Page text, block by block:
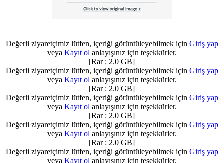
Değerli ziyaretçimiz lütfen, içeriği görüntüleyebilmek için Giriş yap
veya Kayıt ol anlayışınız için teşekkürler.
[Rar : 2.0 GB]
Değerli ziyaretçimiz lütfen, içeriği görüntüleyebilmek için Giriş yap
veya Kayıt ol anlayışınız için teşekkürler.
[Rar : 2.0 GB]
Değerli ziyaretçimiz lütfen, içeriği görüntüleyebilmek için Giriş yap
veya Kayıt ol anlayışınız için teşekkürler.
[Rar : 2.0 GB]
Değerli ziyaretçimiz lütfen, içeriği görüntüleyebilmek için Giriş yap
veya Kayıt ol anlayışınız için teşekkürler.
[Rar : 2.0 GB]
Değerli ziyaretçimiz lütfen, içeriği görüntüleyebilmek için Giriş yap
veya Kayıt ol anlayışınız için teşekkürler.